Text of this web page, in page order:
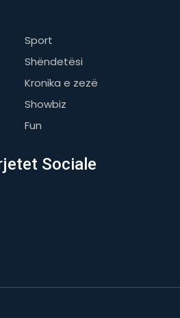
Sport
Shëndetësi
Kronika e zezë
Showbiz
Fun
Sociale